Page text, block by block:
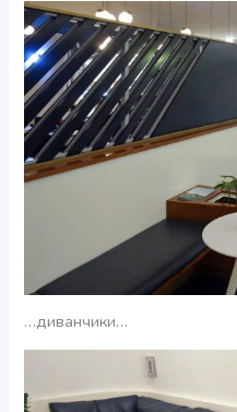
…диванчики…